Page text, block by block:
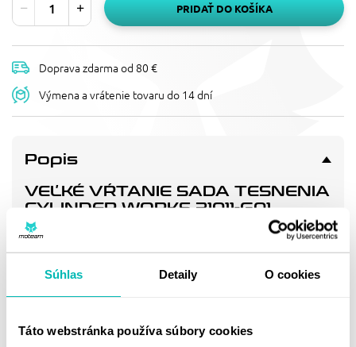
Súhlas Detaily O cookies
Táto webstránka používa súbory cookies
PRIDAŤ DO KOŠÍKA
Doprava zdarma od 80 €
Výmena a vrátenie tovaru do 14 dní
Popis
VEĽKÉ VŔTANIE SADA TESNENIA
CYLINDER WORKS 31011-G01
98MM
+2mm Big Bore Top-End Gasket Kit. 98mm.
Doprava a vrátenie